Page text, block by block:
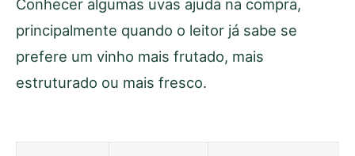
Conhecer algumas uvas ajuda na compra,
principalmente quando o leitor já sabe se
prefere um vinho mais frutado, mais
estruturado ou mais fresco.